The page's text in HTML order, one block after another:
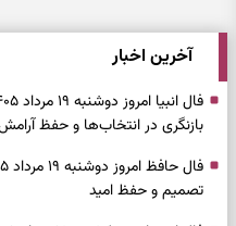
آخرین اخبار
بازنگری در انتخاب‌ها و حفظ
تصمیم و حفظ امید